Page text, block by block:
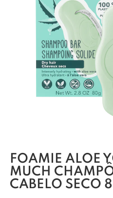
FOAMIE ALOE
MUCH
CABELO SECO